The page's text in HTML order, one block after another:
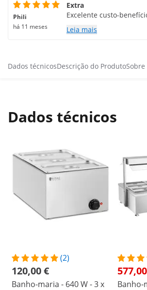
Phili
há 11 meses
Extra
Excelente custo-
Leia mais
Dados técnicosDescrição do ProdutoSobre
Dados técnicos
(2)
120,00 €
Banho-maria - 640 W - 3 x
Banho-